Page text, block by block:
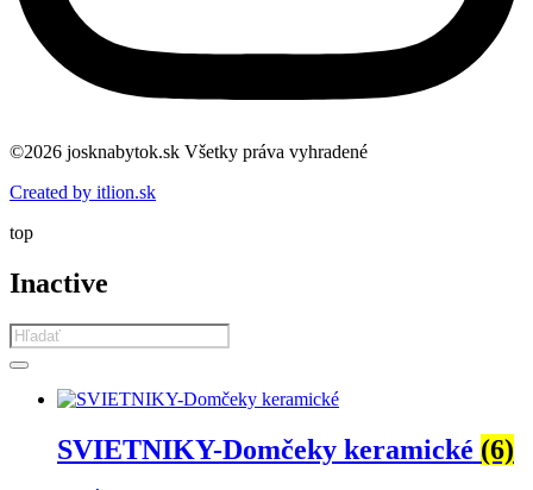
©2026 josknabytok.sk Všetky práva vyhradené
Created by itlion.sk
top
Inactive
Products
search
SVIETNIKY-Domčeky keramické (6)